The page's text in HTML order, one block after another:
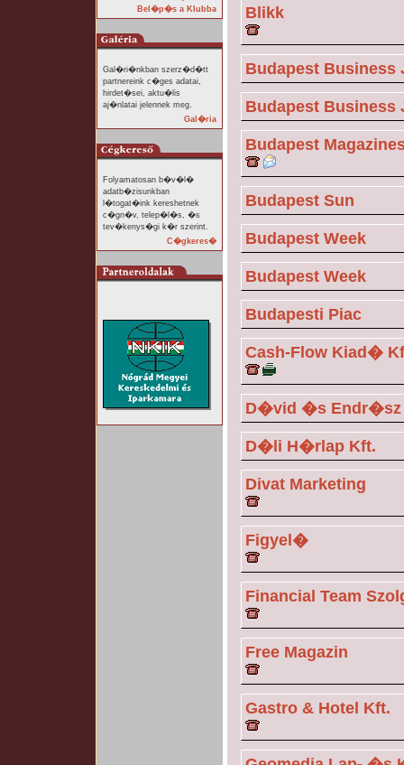
Bel�p�s a Klubba
Gal�ri�nkban szerz�d�tt
partnereink c�ges adatai,
hirdet�sei, aktu�lis
aj�nlatai jelennek meg.
Gal�ria
Folyamatosan b�v�l�
adatb�zisunkban
l�togat�ink kereshetnek
c�gn�v, telep�l�s, �s
tev�kenys�gi k�r szerint.
C�gkeres�
Blikk
Budapest Business
Budapest Business
Budapest
Budapest Sun
Budapest Week
Budapest Week
Budapesti Piac
Cash-Flow Kiad�
D�vid �s Endr�sz
D�li H�rlap Kft.
Divat Marketing
Figyel�
Financial Team
Free Magazin
Gastro & Hotel Kft.